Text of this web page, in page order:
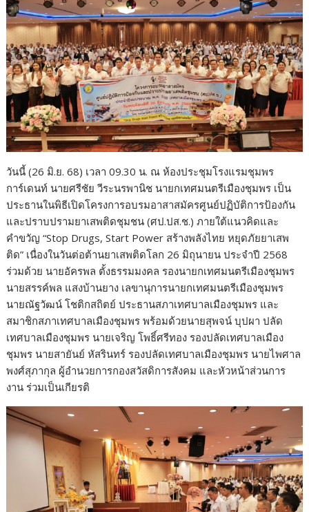
วันนี้ (26 มิ.ย. 68) เวลา 09.30 น. ณ ห้องประชุมโรงแรมชุมพร
การ์เดนท์ นายศรีชัย วีระนรพานิช นายกเทศมนตรีเมืองชุมพร เป็น
ประธานในพิธีเปิดโครงการอบรมอาสาสมัครศูนย์ปฏิบัติการป้องกัน
และปราบปรามยาเสพติดชุมชน (ศป.ปส.ช.) ภายใต้แนวคิดและ
คำขวัญ “Stop Drugs, Start Power สร้างพลังไทย หยุดภัยยาเสพ
ติด” เนื่องในวันต่อต้านยาเสพติดโลก 26 มิถุนายน ประจำปี 2568
ร่วมด้วย นายอัครพล ตั้งธรรมมงคล รองนายกเทศมนตรีเมืองชุมพร
นายสรรค์พล แสงบ้านยาง เลขานุการนายกเทศมนตรีเมืองชุมพร
นายณัฐวัฒน์ โชติกสถิตย์ ประธานสภาเทศบาลเมืองชุมพร และ
สมาชิกสภาเทศบาลเมืองชุมพร พร้อมด้วยนายสุพจน์ บุปผา ปลัด
เทศบาลเมืองชุมพร นายเจริญ โพธิ์ศรีทอง รองปลัดเทศบาลเมือง
ชุมพร นายสายันย์ หัสรินทร์ รองปลัดเทศบาลเมืองชุมพร นายไพศาล
พงศ์สุภากุล ผู้อำนวยการกองสวัสดิการสังคม และหัวหน้าส่วนการ
งาน ร่วมเป็นเกียรติ